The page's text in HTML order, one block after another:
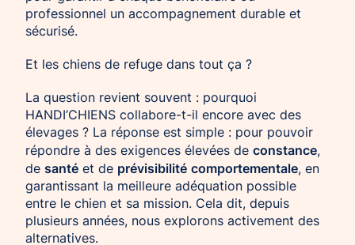
professionnel un accompagnement durable et
sécurisé.
Et les chiens de refuge dans tout ça ?
La question revient souvent : pourquoi
HANDI’CHIENS collabore-t-il encore avec des
élevages ? La réponse est simple : pour pouvoir
répondre à des exigences élevées de constance,
de santé et de prévisibilité comportementale, en
garantissant la meilleure adéquation possible
entre le chien et sa mission. Cela dit, depuis
plusieurs années, nous explorons activement des
alternatives.